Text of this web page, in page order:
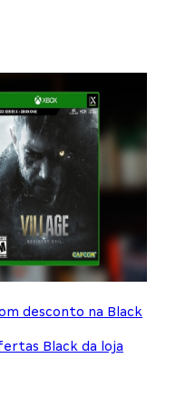
desconto na Black
Black da loja